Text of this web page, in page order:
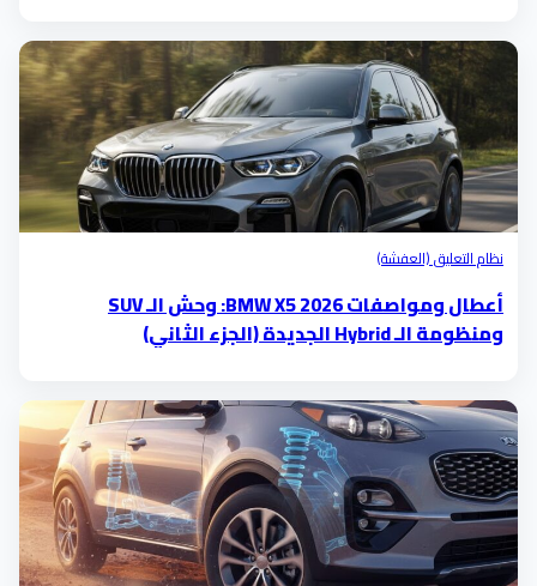
نظام التعليق (العفشة)
أعطال ومواصفات BMW X5 2026: وحش الـ SUV
ومنظومة الـ Hybrid الجديدة (الجزء الثاني)